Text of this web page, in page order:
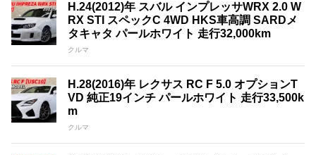
H.24(2012)年 スバル インプレッサWRX 2.0 W
RX STI スペックC 4WD HKS車高調 SARDメ
タキャタ パールホワイト 走行32,000km
クルマ
H.28(2016)年 レクサス RC F 5.0 オプションT
VD 純正19インチ パールホワイト 走行33,500k
m
クルマ